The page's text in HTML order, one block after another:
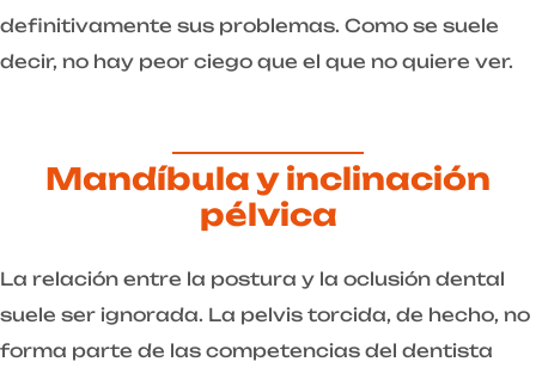
definitivamente sus problemas. Como se suele
decir, no hay peor ciego que el que no quiere ver.
Mandíbula y inclinación
pélvica
La relación entre la postura y la oclusión dental
suele ser ignorada. La pelvis torcida, de hecho, no
forma parte de las competencias del dentista